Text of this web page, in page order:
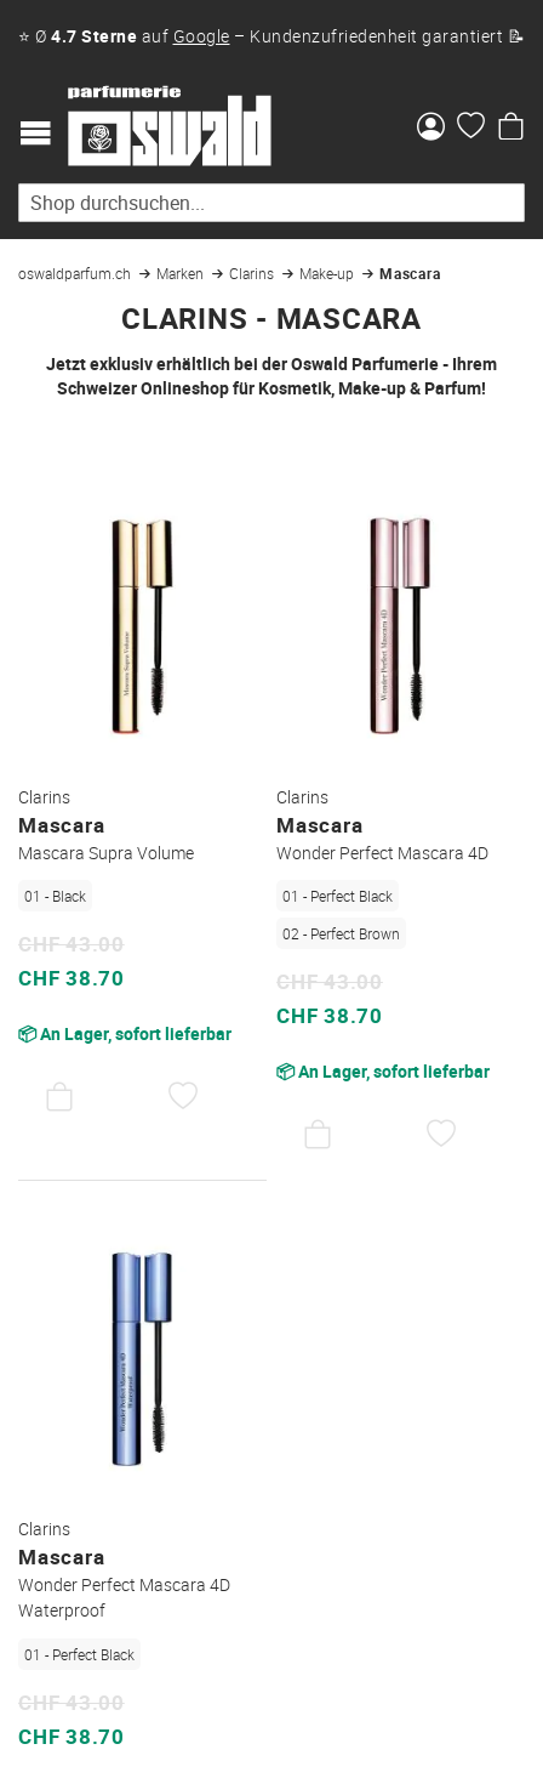
⭐ Ø 4.7 Sterne auf Google – Kundenzufriedenheit garantiert 📝
oswaldparfum.ch Marken Clarins Make-up Mascara
CLARINS - MASCARA
Jetzt exklusiv erhältlich bei der Oswald Parfumerie - Ihrem
Schweizer Onlineshop für Kosmetik, Make-up & Parfum!
Clarins
Mascara
Mascara Supra Volume
01 - Black
Sonderpreis
CHF 38.70
CHF 43.00
📦 An Lager, sofort lieferbar
WUNSCHZETTEL
Clarins
Mascara
Wonder Perfect Mascara 4D
01 - Perfect Black
02 - Perfect Brown
Sonderpreis
CHF 38.70
CHF 43.00
📦 An Lager, sofort lieferbar
Clarins
Mascara
Wonder Perfect Mascara 4D
Waterproof
01 - Perfect Black
Sonderpreis
CHF 38.70
CHF 43.00